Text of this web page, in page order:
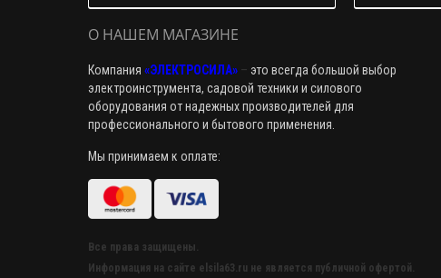
О НАШЕМ МАГАЗИНЕ
Компания «ЭЛЕКТРОСИЛА» – это всегда большой выбор
электроинструмента, садовой техники и силового
оборудования от надежных производителей для
профессионального и бытового применения.
Мы принимаем к оплате:
Все права защищены.
Информация на сайте elsila63.ru не является публичной офертой.